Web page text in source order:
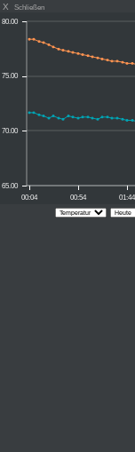
X Schließen